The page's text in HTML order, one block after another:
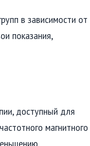
в зависимости от
показания,
доступный для
магнитного